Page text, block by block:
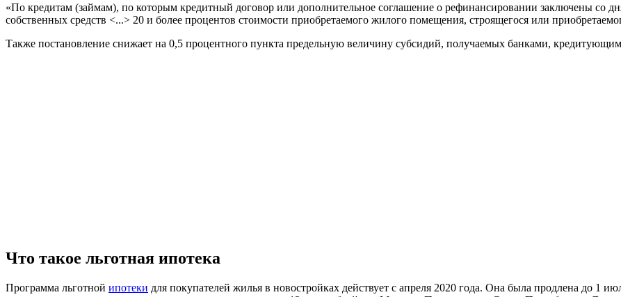
«По кредитам (займам), по которым кредитный договор или дополнительное соглашение о рефинансировании заключены со
собственных средств <...> 20 и более процентов стоимости приобретаемого жилого помещения, строящегося или
Также постановление снижает на 0,5 процентного пункта предельную величину субсидий, получаемых банками,
Что такое льготная ипотека
Программа льготной ипотеки для покупателей жилья в новостройках действует с апреля 2020 года. Она была продлена до 1